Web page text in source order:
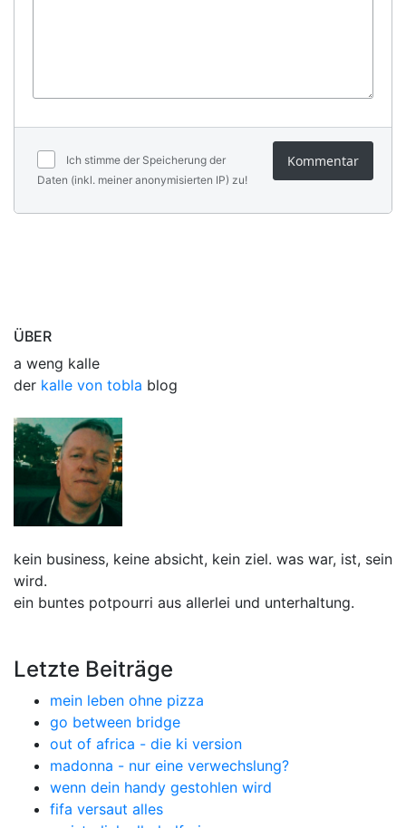
Ich stimme der Speicherung der
Daten (inkl. meiner anonymisierten IP) zu!
Kommentar
ÜBER
a weng kalle
der kalle von tobla blog
kein business, keine absicht, kein ziel. was war, ist, sein
wird.
ein buntes potpourri aus allerlei und unterhaltung.
Letzte Beiträge
mein leben ohne pizza
go between bridge
out of africa - die ki version
madonna - nur eine verwechslung?
wenn dein handy gestohlen wird
fifa versaut alles